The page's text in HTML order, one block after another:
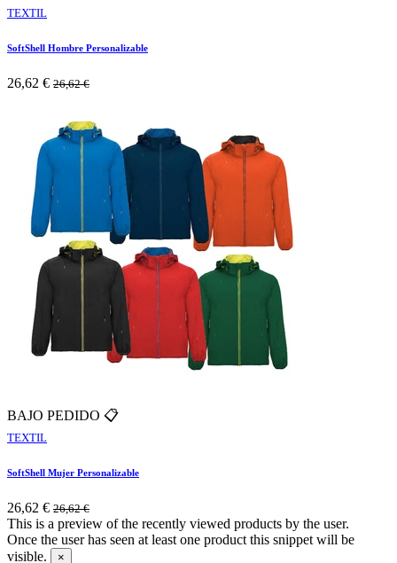
TEXTIL
SoftShell Hombre Personalizable
26,62 € 26,62€
BAJO PEDIDO 📋
TEXTIL
SoftShell Mujer Personalizable
26,62 € 26,62€
This is a preview of the recently viewed products by the user.
Once the user has seen at least one product this snippet will be
visible.
×